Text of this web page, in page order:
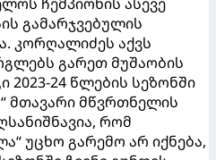
გამარჯვებულის
კორღალიძეს აქვს
გარეთ მუშაობის
2023-24 წლების სეზონში
მთავარი მწვრთნელის
რომ
უცხო გარემო არ იქნება,